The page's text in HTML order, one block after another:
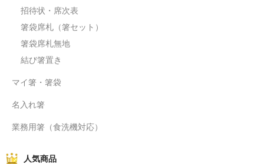
招待状・席次表
箸袋席札（箸セット）
箸袋席札無地
結び箸置き
マイ箸・箸袋
名入れ箸
業務用箸（食洗機対応）
人気商品